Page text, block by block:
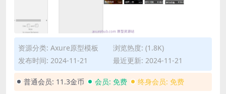
资源分类: Axure原型模板
浏览热度: (1.8K)
发布时间: 2024-11-21
最近更新: 2024-11-21
普通会员: 11.3金币 会员: 免费 终身会员: 免费